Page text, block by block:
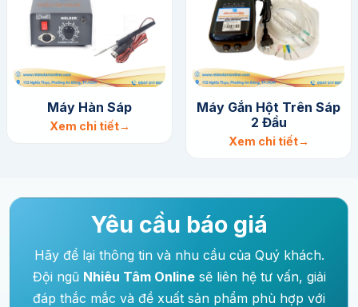
Máy Hàn Sáp
Xem chi tiết
Máy Gắn Hột Trên Sáp
2 Đầu
Xem chi tiết
Yêu cầu báo giá
Hãy để lại thông tin và nhu cầu của Quý khách.
Đội ngũ Nhiêu Tâm Onlinesẽ liên hệ tư vấn, giải
đáp thắc mắc và đề xuất sản phẩm phù hợp với